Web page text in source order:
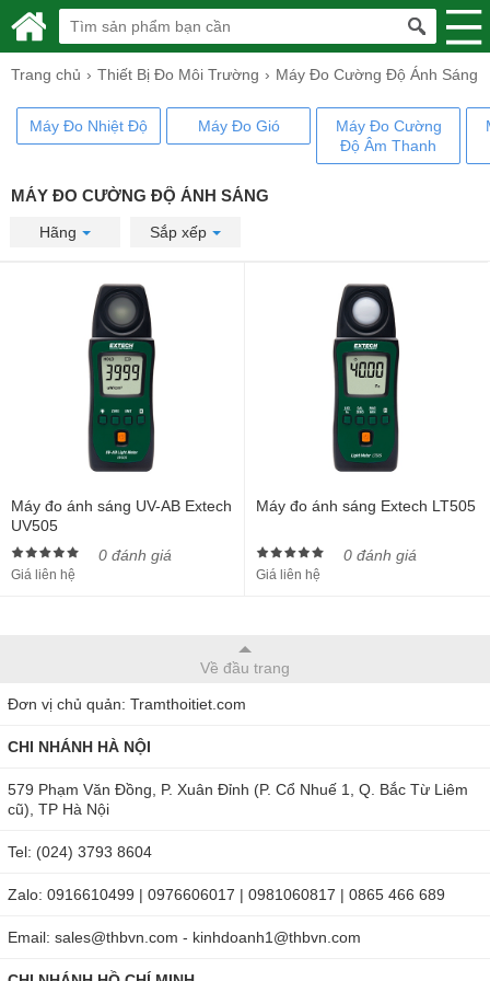
Trang chủ Thiết Bị Đo Môi Trường Máy Đo Cường Độ Ánh Sáng
Máy Đo Nhiệt Độ Máy Đo Gió
Máy Đo Cường
Độ Âm Thanh
MÁY ĐO CƯỜNG ĐỘ ÁNH SÁNG
Hãng Sắp xếp
Máy đo ánh sáng UV-AB Extech
UV505
0 đánh giá
Giá liên hệ
Máy đo ánh sáng Extech LT505
0 đánh giá
Giá liên hệ
Về đầu trang
Đơn vị chủ quản: Tramthoitiet.com
CHI NHÁNH HÀ NỘI
579 Phạm Văn Đồng, P. Xuân Đỉnh (P. Cổ Nhuế 1, Q. Bắc Từ Liêm
cũ), TP Hà Nội
Tel: (024) 3793 8604
Zalo: 0916610499 | 0976606017 | 0981060817 | 0865 466 689
Email: sales@thbvn.com - kinhdoanh1@thbvn.com